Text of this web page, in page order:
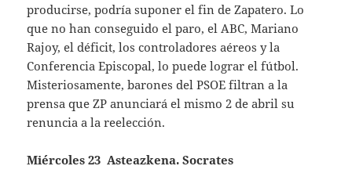
producirse, podría suponer el fin de Zapatero. Lo
que no han conseguido el paro, el ABC, Mariano
Rajoy, el déficit, los controladores aéreos y la
Conferencia Episcopal, lo puede lograr el fútbol.
Misteriosamente, barones del PSOE filtran a la
prensa que ZP anunciará el mismo 2 de abril su
renuncia a la reelección.
Miércoles 23 Asteazkena. Socrates